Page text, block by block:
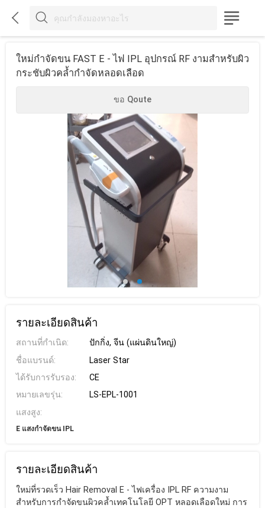
  
ใหม่กำจัดขน FAST E - ไฟ IPL อุปกรณ์ RF งามสำหรับผิว
กระชับผิวคล้ำกำจัดหลอดเลือด
ขอ Qoute
รายละเอียดสินค้า
สถานที่กำเนิด:
ปักกิ่ง, จีน (แผ่นดินใหญ่)
ชื่อแบรนด์:
Laser Star
ได้รับการรับรอง:
CE
หมายเลขรุ่น:
LS-EPL-1001
แสงสูง:
E แสงกำจัดขน IPL
รายละเอียดสินค้า
ใหม่ที่รวดเร็ว Hair Removal E - ไฟเครื่อง IPL RF ความงาม
สำหรับการกำจัดขนผิวคล้ำเทคโนโลยี OPT หลอดเลือดใหม่ การ